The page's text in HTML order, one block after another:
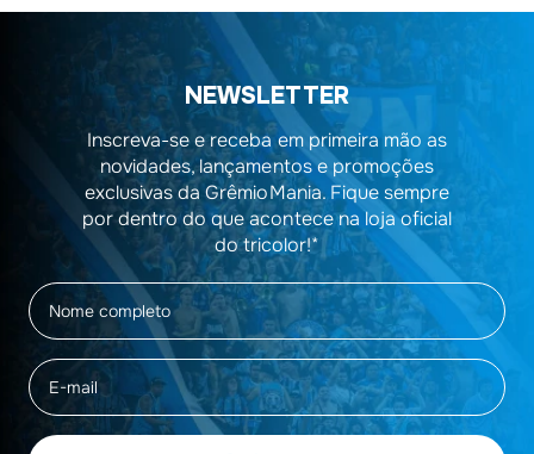
NEWSLETTER
Inscreva-se e receba em primeira mão as
novidades, lançamentos e promoções
exclusivas da GrêmioMania. Fique sempre
por dentro do que acontece na loja oficial
do tricolor!*